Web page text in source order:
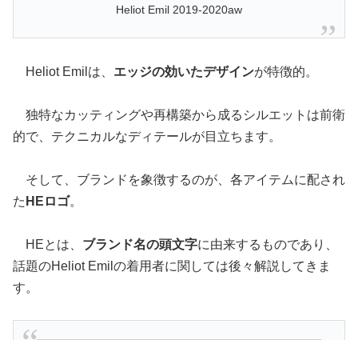
Heliot Emil 2019-2020aw
Heliot Emilは、 エッジの効いたデザインが特徴的。
独特なカッティングや再構築から成るシルエットは前衛
的で、テクニカルなディテールが目立ちます。
そして、ブランドを象徴するのが、各アイテムに配され
た HEロゴ。
HEとは、 ブランド名の頭文字に由来するものであり、
話題のHeliot Emilの着用者に関しては後々解説してきま
す。